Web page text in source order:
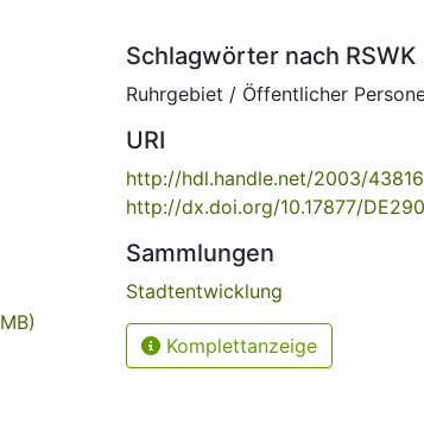
Schlagwörter nach RSWK
Ruhrgebiet / Öffentlicher
URI
http://hdl.handle.net/2003/43816
http://dx.doi.org/10.17877/
Sammlungen
Stadtentwicklung
Komplettanzeige